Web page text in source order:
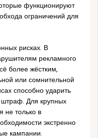
функционируют
ограничений для
рисках. В
рекламного
более жёстким,
или сомнительной
способно ударить
Для крупных
не только в
экстренно
кампании.